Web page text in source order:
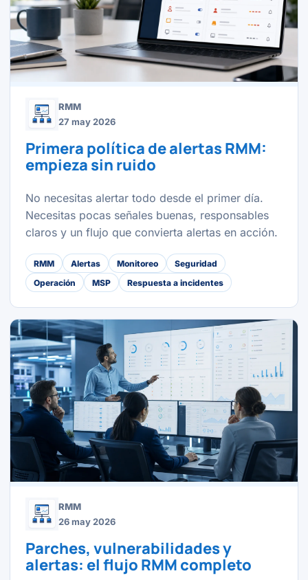
RMM
27 may 2026
Primera política de alertas RMM:
empieza sin ruido
No necesitas alertar todo desde el primer día.
Necesitas pocas señales buenas, responsables
claros y un flujo que convierta alertas en acción.
RMM Alertas Monitoreo
Seguridad
Operación
MSP Respuesta a incidentes
RMM
26 may 2026
Parches, vulnerabilidades y
alertas: el flujo RMM completo